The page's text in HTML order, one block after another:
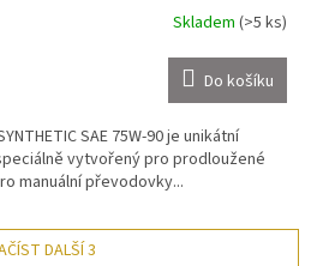
Skladem (>5 ks)
Do košíku
SAE 75W-90 je unikátní
vytvořený pro prodloužené
manuální převodovky...
DALŠÍ 3